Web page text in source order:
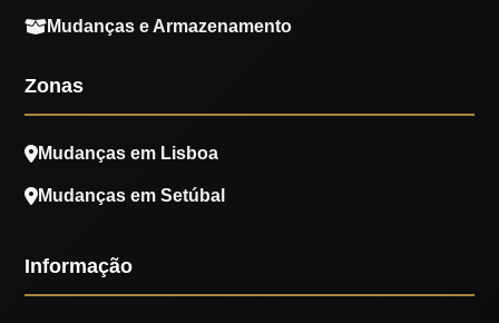
Mudanças e Armazenamento
Zonas
Mudanças em Lisboa
Mudanças em Setúbal
Informação